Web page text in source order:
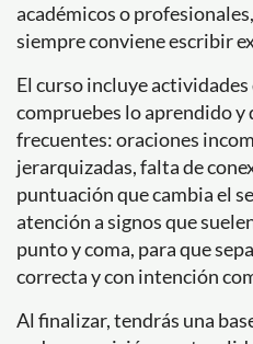
académicos o
siempre conviene escribir
El curso incluye
compruebes lo aprendido y
frecuentes: oraciones
jerarquizadas, falta de
puntuación que cambia el
atención a signos que
punto y coma, para que
correcta y con intención
Al finalizar, tendrás una